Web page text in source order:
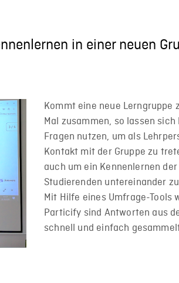
in einer neuen
Kommt eine neue Lerngruppe
Mal zusammen, so lassen
Fragen nutzen, um als
Kontakt mit der Gruppe zu
auch um ein Kennenlernen der
Studierenden untereinander
Mit Hilfe eines Umfrage-Tools
Particify sind Antworten aus
schnell und einfach